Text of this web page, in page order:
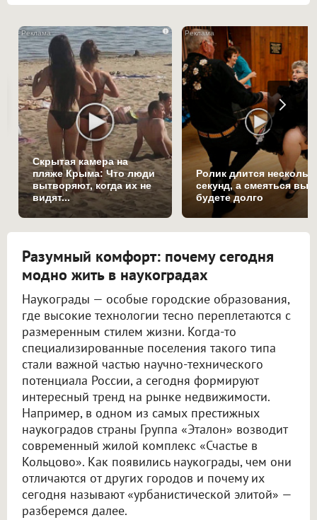
i
Скрытая камера на
пляже Крыма: Что люди
вытворяют, когда их не
видят...
Ролик длится
секунд, а смеяться вы
будете долго
Разумный комфорт: почему сегодня
модно жить в наукоградах
Наукограды — особые городские образования,
где высокие технологии тесно переплетаются с
размеренным стилем жизни. Когда-то
специализированные поселения такого типа
стали важной частью научно-технического
потенциала России, а сегодня формируют
интересный тренд на рынке недвижимости.
Например, в одном из самых престижных
наукоградов страны Группа «Эталон» возводит
современный жилой комплекс «Счастье в
Кольцово». Как появились наукограды, чем они
отличаются от других городов и почему их
сегодня называют «урбанистической элитой» —
разберемся далее.